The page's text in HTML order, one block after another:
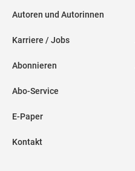
Autoren und Autorinnen
Karriere / Jobs
Abonnieren
Abo-Service
E-Paper
Kontakt